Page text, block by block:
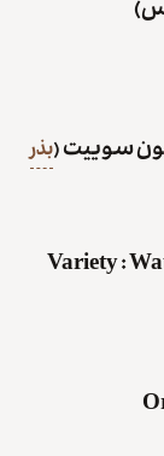
سوییت(بذر
Variety: